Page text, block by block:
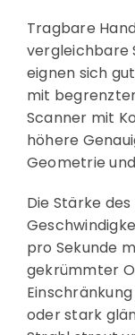
Tragbare
vergleichbare
eignen sich
mit
Scanner mit
höhere
Geometrie
Die Stärke
pro Sekunde
gekrümmter
oder stark